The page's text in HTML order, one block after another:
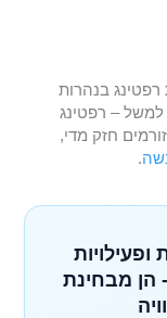
רפטינג בנהרות
– רפטינג
חזק מדי,
.
הן מבחינת